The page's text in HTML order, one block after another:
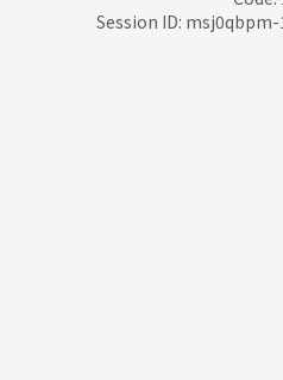
Session ID: